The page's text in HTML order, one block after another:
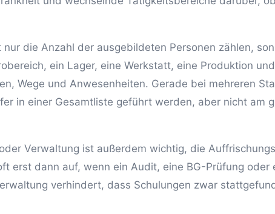
die Anzahl der ausgebildeten Personen zählen,
ein Lager, eine Werkstatt, eine Produktion
Wege und Anwesenheiten. Gerade bei mehreren
in einer Gesamtliste geführt werden, aber nicht am
Verwaltung ist außerdem wichtig, die
erst dann auf, wenn ein Audit, eine BG-Prüfung oder
verhindert, dass Schulungen zwar